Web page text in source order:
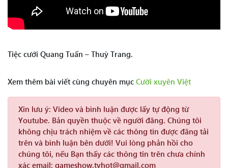
Tiệc cưới Quang Tuấn – Thuỳ Trang.
Xem thêm bài viết cùng chuyên mục Cười xuyên Việt
Xin lưu ý: Video và bình luận được lấy tự động từ
Youtube. Bản quyền thuộc về người đăng. Chúng tôi
không chịu trách nhiệm về các thông tin được đăng tải
trên và bình luận bên dưới! Vui lòng phản hồi cho
chúng tôi, nếu Bạn thấy các thông tin trên chưa chính
xác email: gameshow.tvhot@gmail.com